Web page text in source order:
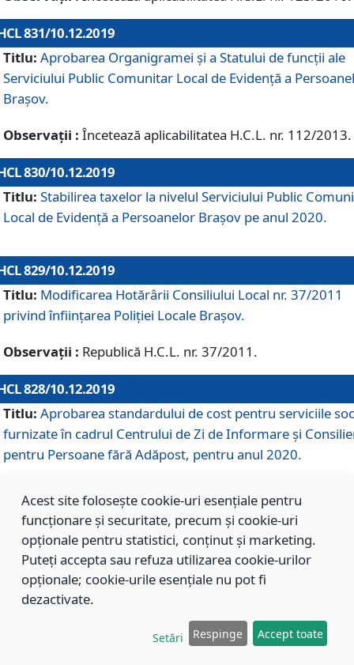
831/10.12.2019
Titlu: Aprobarea Organigramei și a Statului de funcții ale
Serviciului Public Comunitar Local de Evidență a
Brașov.
Observații : Încetează aplicabilitatea H.C.L. nr. 112/2013.
830/10.12.2019
Titlu: Stabilirea taxelor la nivelul Serviciului Public
Local de Evidenţă a Persoanelor Braşov pe anul 2020.
829/10.12.2019
Titlu: Modificarea Hotărârii Consiliului Local nr. 37/2011
privind înființarea Poliției Locale Brașov.
Observații : Republică H.C.L. nr. 37/2011.
828/10.12.2019
Titlu: Aprobarea standardului de cost pentru serviciile
furnizate în cadrul Centrului de Zi de Informare și
pentru Persoane fără Adăpost, pentru anul 2020.
827/10.12.2019
Aprobarea standardului de cost pentru serviciile
furnizate în cadrul Centrului Rezidențial pentru Persoane
Adăpost, pentru anul 2020.
Aprobarea standardului de cost pentru serviciile
Acest site folosește cookie-uri esențiale pentru
funcționare și securitate, precum și cookie-uri
opționale pentru statistici, conținut și marketing.
Puteți accepta sau refuza utilizarea cookie-urilor
opționale; cookie-urile esențiale nu pot fi
dezactivate.
Setări Respinge Accept toate